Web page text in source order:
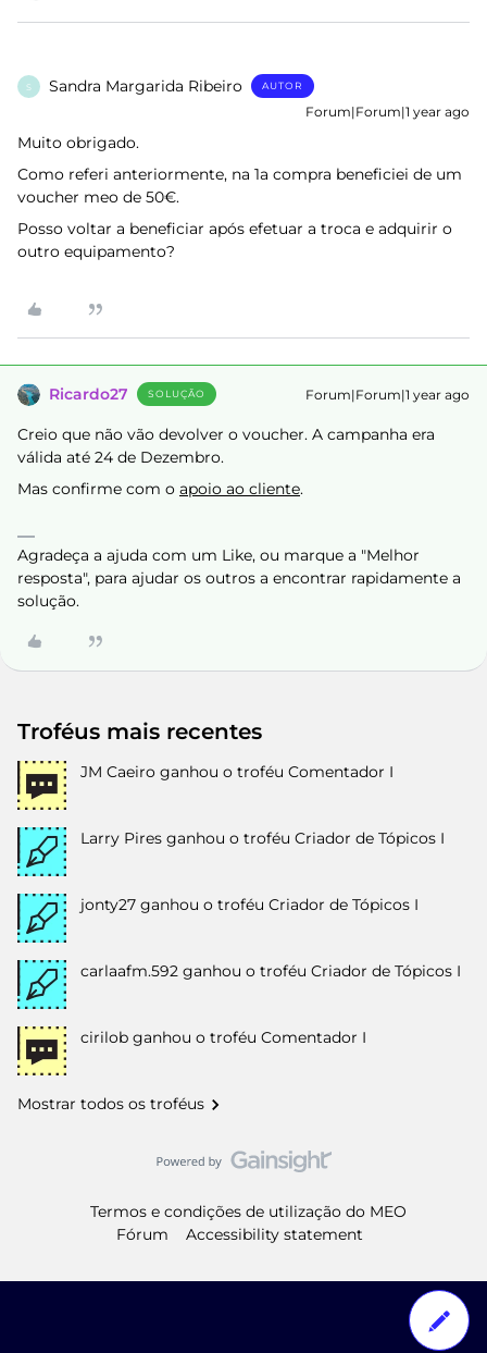
S Sandra Margarida Ribeiro AUTOR
Forum|Forum|1 year ago
Muito obrigado.
Como referi anteriormente, na 1a compra beneficiei de um
voucher meo de 50€.
Posso voltar a beneficiar após efetuar a troca e adquirir o
outro equipamento?
Ricardo27 SOLUÇÃO Forum|Forum|1 year ago
Creio que não vão devolver o voucher. A campanha era
válida até 24 de Dezembro.
Mas confirme com o apoio ao cliente.
Agradeça a ajuda com um Like, ou marque a "Melhor
resposta", para ajudar os outros a encontrar rapidamente a
solução.
Troféus mais recentes
JM Caeiro ganhou o troféu Comentador I
Larry Pires ganhou o troféu Criador de Tópicos I
jonty27 ganhou o troféu Criador de Tópicos I
carlaafm.592 ganhou o troféu Criador de Tópicos I
cirilob ganhou o troféu Comentador I
Mostrar todos os troféus
Termos e condições de utilização do MEO
Fórum
Accessibility statement